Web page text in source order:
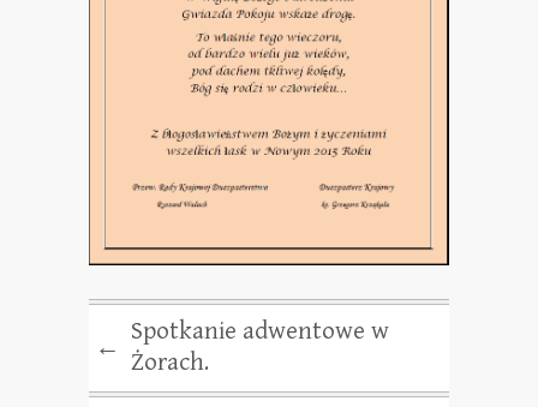
←
Spotkanie adwentowe w
Żorach.